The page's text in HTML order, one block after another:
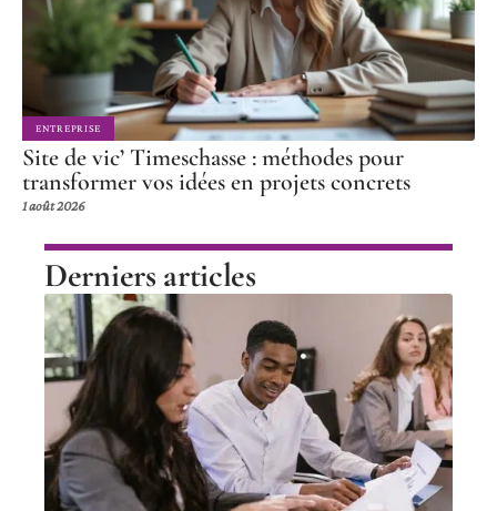
ENTREPRISE
Site de vic’ Timeschasse : méthodes pour
transformer vos idées en projets concrets
1 août 2026
Derniers articles